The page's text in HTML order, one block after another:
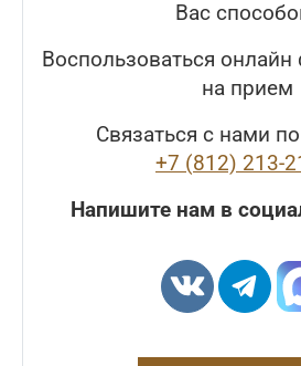
Вас
Воспользоваться
на прием
Связаться с нами
+7 (812) 213-
Напишите нам в